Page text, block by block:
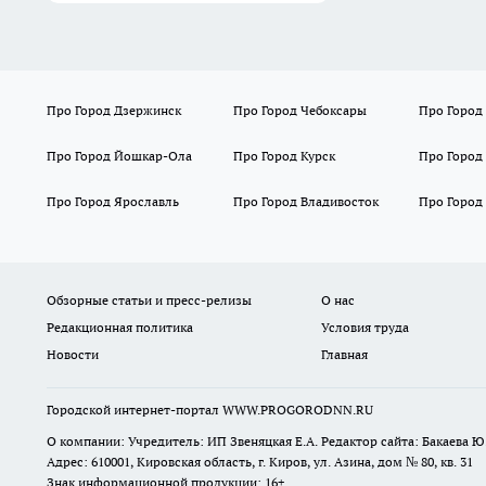
Про Город Дзержинск Про Город Чебоксары Про Город
Про Город Йошкар-Ола Про Город Курск Про
Про Город Ярославль Про Город Владивосток Про Город
Обзорные статьи и пресс-релизы О нас
Редакционная политика
Условия труда
Новости
Главная
Городской интернет-портал WWW.PROGORODNN.RU
О компании: Учредитель: ИП Звеняцкая Е.А. Редактор сайта: Бакаева
Адрес: 610001, Кировская область, г. Киров, ул. Азина, дом № 80, кв. 31
Знак информационной продукции: 16+